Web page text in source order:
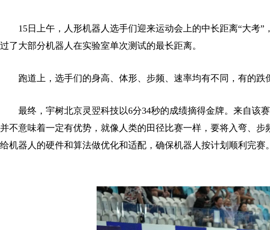
15日上午，人形机器人选手们迎来运动会上的中长距离“大考”
过了大部分机器人在实验室单次测试的最长距离。
跑道上，选手们的身高、体形、步频、速率均有不同，有的跌
最终，宇树北京灵翌科技以6分34秒的成绩摘得金牌。来自该
并不意味着一定有优势，就像人类的田径比赛一样，要将入弯、
给机器人的硬件和算法做优化和适配，确保机器人按计划顺利完赛